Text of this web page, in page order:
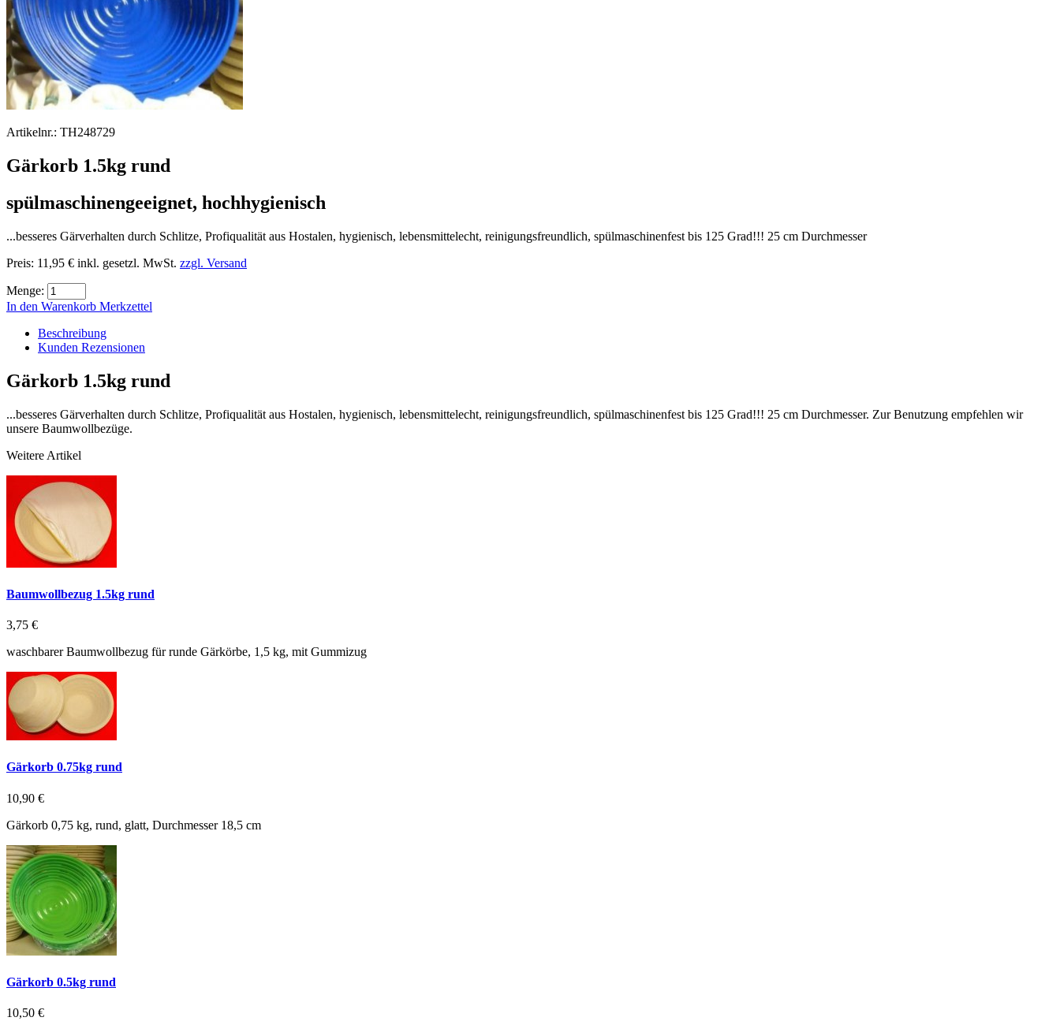
Artikelnr.: TH248729
Gärkorb 1.5kg rund
spülmaschinengeeignet, hochhygienisch
...besseres Gärverhalten durch Schlitze, Profiqualität aus Hostalen, hygienisch, lebensmittelecht, reinigungsfreundlich, spülmaschinenfest bis 125 Grad!!! 25 cm Durchmesser
Preis: 11,95 € inkl. gesetzl. MwSt. zzgl. Versand
Menge:
In den Warenkorb Merkzettel
Beschreibung
Kunden Rezensionen
Gärkorb 1.5kg rund
...besseres Gärverhalten durch Schlitze, Profiqualität aus Hostalen, hygienisch, lebensmittelecht, reinigungsfreundlich, spülmaschinenfest bis 125 Grad!!! 25 cm Durchmesser. Zur Benutzung empfehlen wir
unsere Baumwollbezüge.
Weitere Artikel
Baumwollbezug 1.5kg rund
3,75 €
waschbarer Baumwollbezug für runde Gärkörbe, 1,5 kg, mit Gummizug
Gärkorb 0.75kg rund
10,90 €
Gärkorb 0,75 kg, rund, glatt, Durchmesser 18,5 cm
Gärkorb 0.5kg rund
10,50 €